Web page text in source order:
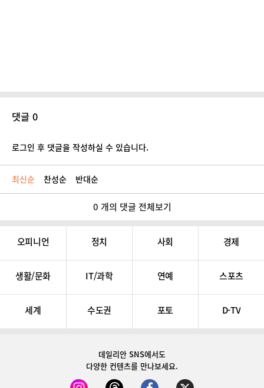
댓글 0
로그인 후 댓글을 작성하실 수 있습니다.
최신순 찬성순 반대순
0 개의 댓글 전체보기
오피니언 정치 사회 경제
생활/문화 IT/과학 연예 스포츠
세계 수도권 포토 D-TV
데일리안 SNS에서도
다양한 컨텐츠를 만나보세요.